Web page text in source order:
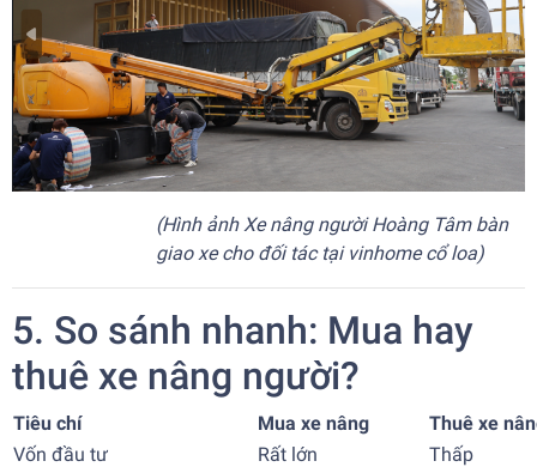
(Hình ảnh Xe nâng người Hoàng Tâm bàn
giao xe cho đối tác tại vinhome cổ loa)
5. So sánh nhanh: Mua hay
thuê xe nâng người?
Tiêu chí Mua xe nâng
Thuê xe
Vốn đầu tư
Rất lớn
Thấp